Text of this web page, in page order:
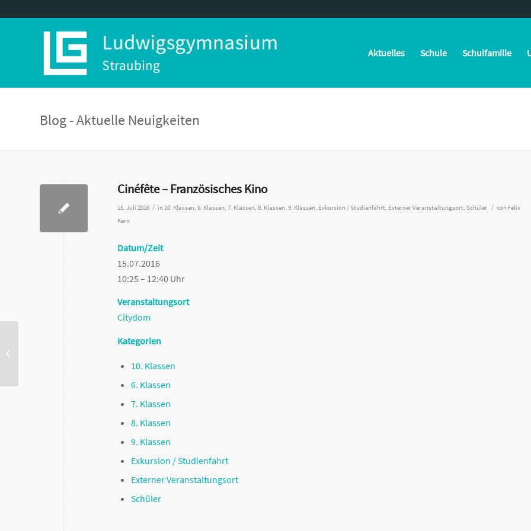
Aktuelles Schule Schulfamilie
Blog - Aktuelle Neuigkeiten
Cinéfête – Französisches Kino
15. Juli 2016 / in 10. Klassen, 6. Klassen, 7. Klassen, 8. Klassen, 9. Klassen, Exkursion / Studienfahrt, Externer Veranstaltungsort, Schüler / von Felix
Kern
Datum/Zeit
15.07.2016
10:25 – 12:40 Uhr
Veranstaltungsort
Citydom
Kategorien
10. Klassen
6. Klassen
7. Klassen
8. Klassen
9. Klassen
Exkursion / Studienfahrt
Externer Veranstaltungsort
Schüler